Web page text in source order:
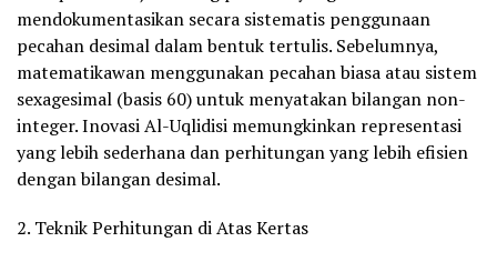
mendokumentasikan secara sistematis penggunaan
pecahan desimal dalam bentuk tertulis. Sebelumnya,
matematikawan menggunakan pecahan biasa atau sistem
sexagesimal (basis 60) untuk menyatakan bilangan non-
integer. Inovasi Al-Uqlidisi memungkinkan representasi
yang lebih sederhana dan perhitungan yang lebih efisien
dengan bilangan desimal.
2. Teknik Perhitungan di Atas Kertas